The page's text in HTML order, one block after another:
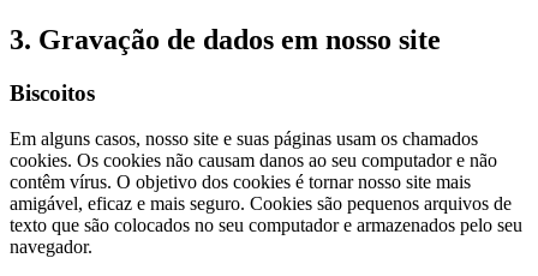
3. Gravação de dados em nosso site
Biscoitos
Em alguns casos, nosso site e suas páginas usam os chamados
cookies. Os cookies não causam danos ao seu computador e não
contêm vírus. O objetivo dos cookies é tornar nosso site mais
amigável, eficaz e mais seguro. Cookies são pequenos arquivos de
texto que são colocados no seu computador e armazenados pelo seu
navegador.